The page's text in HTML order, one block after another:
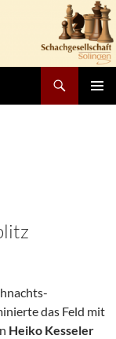
das Feld mit
Heiko Kesseler